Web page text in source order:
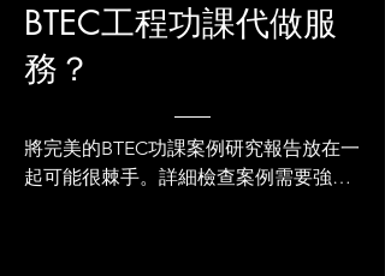
BTEC工程功課代做服
務？
將完美的BTEC功課案例研究報告放在一
起可能很棘手。詳細檢查案例需要強大